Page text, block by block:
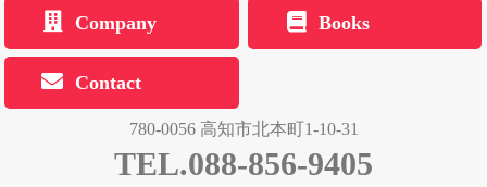
Company Books
Contact
780-0056 高知市北本町1-10-31
TEL.088-856-9405